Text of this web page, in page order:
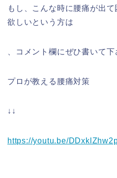
もし、こんな時に腰痛が出
欲しいという方は
、コメント欄にぜひ書いて下
プロが教える腰痛対策
↓↓
https://youtu.be/